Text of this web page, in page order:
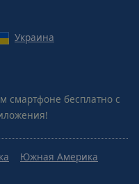
Украина
смартфоне бесплатно с
Южная Америка